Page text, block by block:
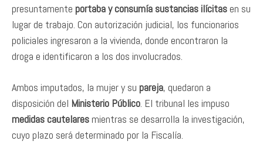
presuntamente portaba y consumía sustancias ilícitasen su
lugar de trabajo. Con autorización judicial, los funcionarios
policiales ingresaron a la vivienda, donde encontraron la
droga e identificaron a los dos involucrados.
Ambos imputados, la mujer y su pareja, quedaron a
disposición del Ministerio Público . El tribunal les impuso
medidas cautelaresmientras se desarrolla la investigación,
cuyo plazo será determinado por la Fiscalía.